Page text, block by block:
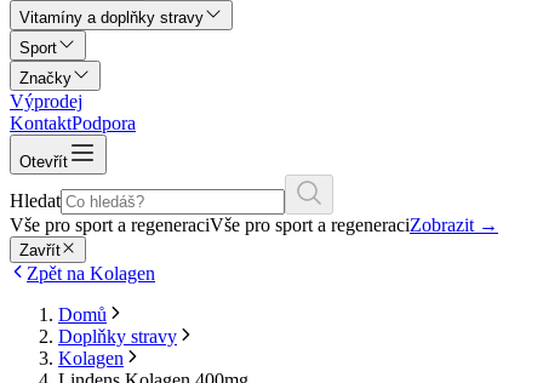
Vitamíny a doplňky stravy
Sport
Značky
Výprodej
KontaktPodpora
Otevřít
Hledat
Vše pro sport a regeneraciVše pro sport a regeneraciZobrazit →
Zavřít
Zpět na Kolagen
Domů
Doplňky stravy
Kolagen